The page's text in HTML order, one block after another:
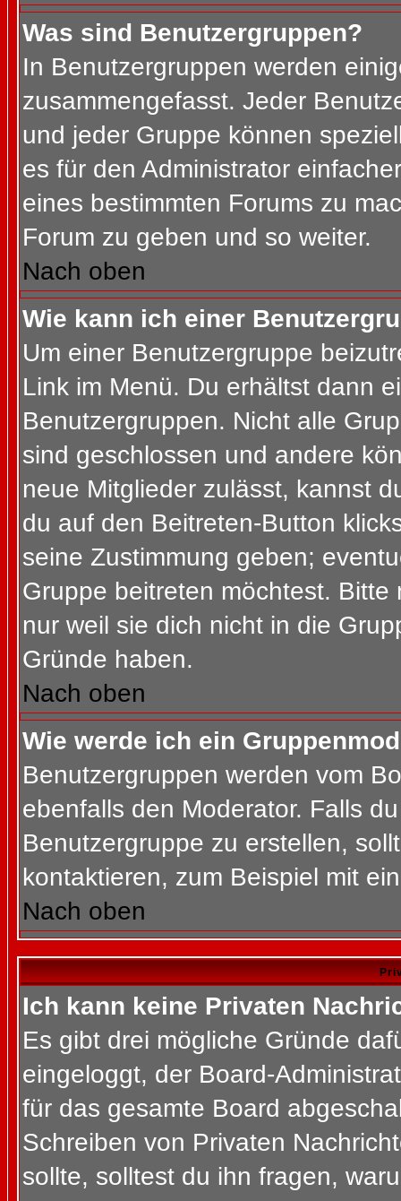
Was sind Benutzergruppen?
In Benutzergruppen werden
zusammengefasst. Jeder
und jeder Gruppe können
es für den Administrator
eines bestimmten Forums zu
Forum zu geben und so weiter.
Nach oben
Wie kann ich einer
Um einer Benutzergruppe
Link im Menü. Du erhältst dann
Benutzergruppen. Nicht alle
sind geschlossen und andere
neue Mitglieder zulässt, kannst
du auf den Beitreten-Button
seine Zustimmung geben;
Gruppe beitreten möchtest.
nur weil sie dich nicht in die
Gründe haben.
Nach oben
Wie werde ich ein
Benutzergruppen werden vom
ebenfalls den Moderator. Falls
Benutzergruppe zu erstellen,
kontaktieren, zum Beispiel mit
Nach oben
Ich kann keine Privaten
Es gibt drei mögliche Gründe
eingeloggt, der Board-
für das gesamte Board
Schreiben von Privaten
sollte, solltest du ihn fragen,